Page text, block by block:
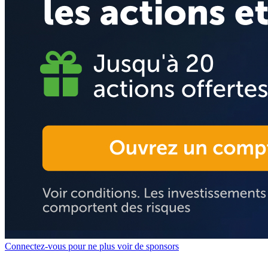
Connectez-vous pour ne plus voir de sponsors